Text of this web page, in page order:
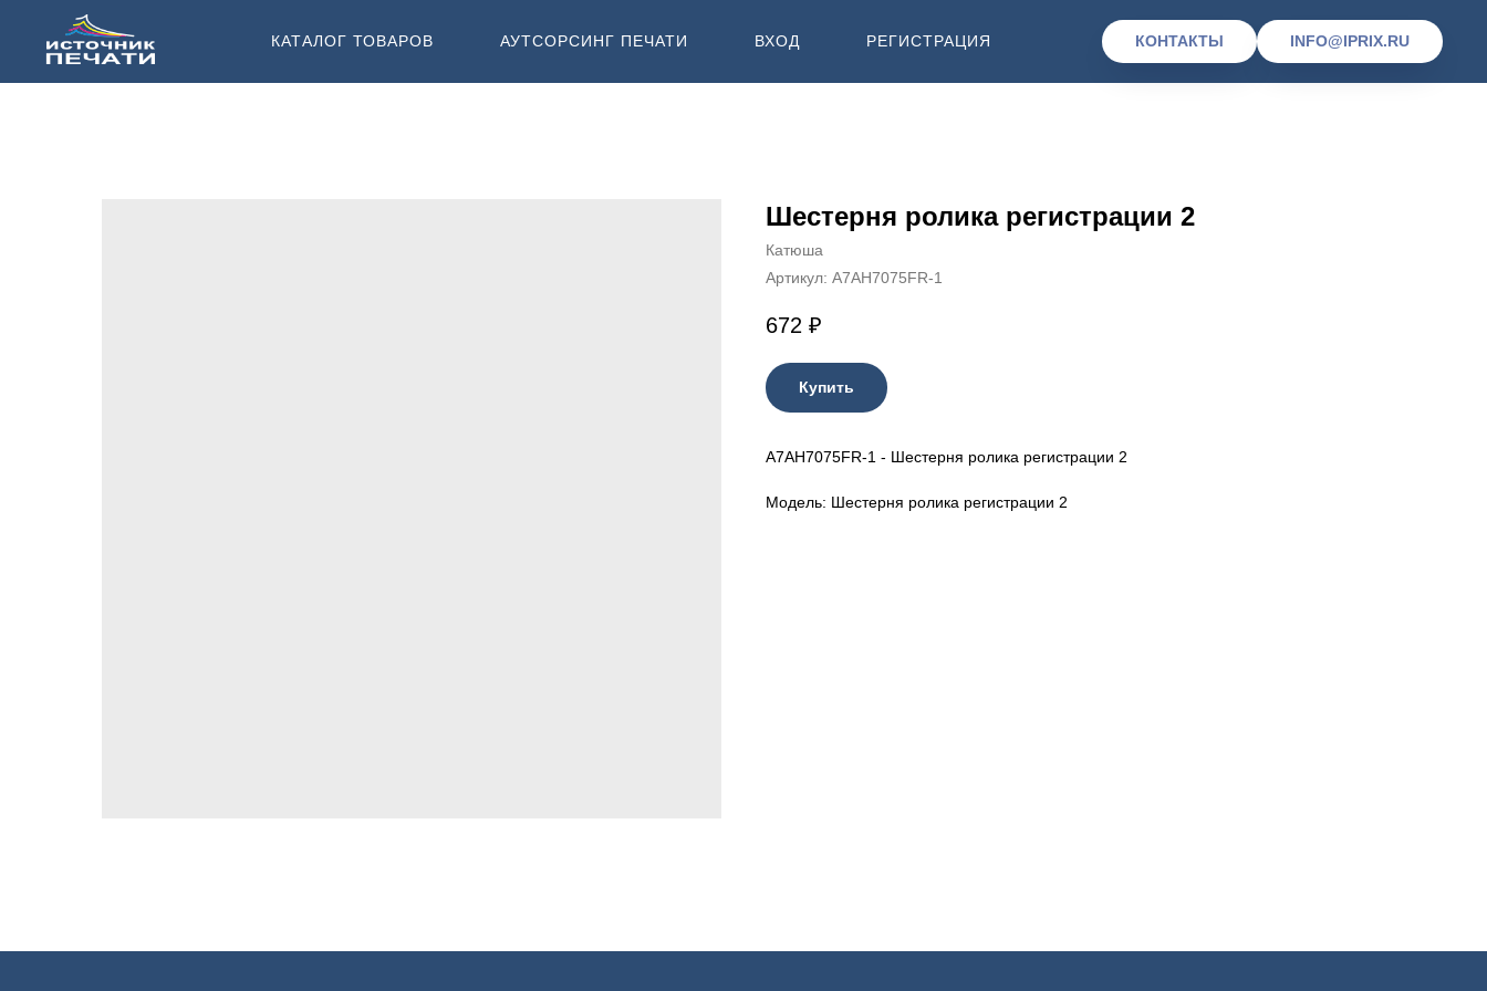
КАТАЛОГ ТОВАРОВ АУТСОРСИНГ ПЕЧАТИ ВХОД РЕГИСТРАЦИЯ КОНТАКТЫ INFO@IPRIX.RU
Шестерня ролика регистрации 2
Катюша
Артикул: A7AH7075FR-1
672 ₽
Купить
A7AH7075FR-1 - Шестерня ролика регистрации 2
Модель: Шестерня ролика регистрации 2